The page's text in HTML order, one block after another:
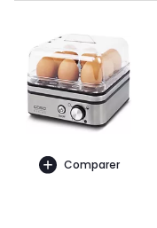
Comparer